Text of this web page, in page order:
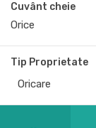
Cuvânt cheie
Tip Proprietate
Oricare